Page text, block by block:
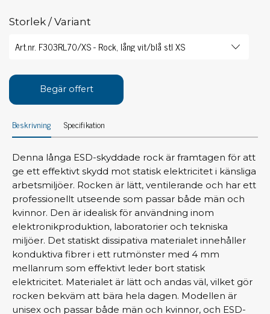
Storlek / Variant
Begär offert
Beskrivning Specifikation
Denna långa ESD-skyddade rock är framtagen för att
ge ett effektivt skydd mot statisk elektricitet i känsliga
arbetsmiljöer. Rocken är lätt, ventilerande och har ett
professionellt utseende som passar både män och
kvinnor. Den är idealisk för användning inom
elektronikproduktion, laboratorier och tekniska
miljöer. Det statiskt dissipativa materialet innehåller
konduktiva fibrer i ett rutmönster med 4 mm
mellanrum som effektivt leder bort statisk
elektricitet. Materialet är lätt och andas väl, vilket gör
rocken bekväm att bära hela dagen. Modellen är
unisex och passar både män och kvinnor, och ESD-